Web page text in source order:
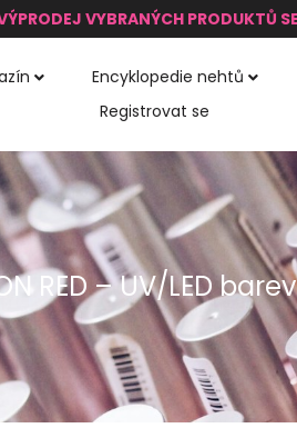
VYBRANÝCH PRODUKTŮ
Encyklopedie nehtů
Registrovat se
RED – UV/LED